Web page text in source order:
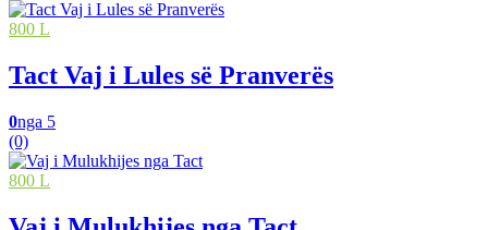
800 L
Tact Vaj i Lules së Pranverës
0nga 5
(0)
800 L